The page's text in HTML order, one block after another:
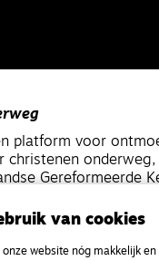
platform voor
christenen
Gereformeerde
van cookies
website nóg makkelijk